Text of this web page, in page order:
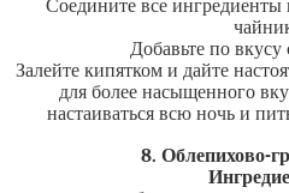
Соедините все ингредиенты
Добавьте по
Залейте кипятком и дайте
для более насыщенного
настаиваться всю ночь и
8. Облепихово-